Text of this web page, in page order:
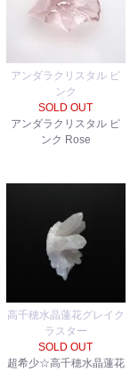
アンダラクリスタル ピ
ンク
SOLD OUT
アンダラクリスタル ピ
ンク Rose
高千穂水晶蓮花グレイク
ラスター
SOLD OUT
超希少☆高千穂水晶蓮花